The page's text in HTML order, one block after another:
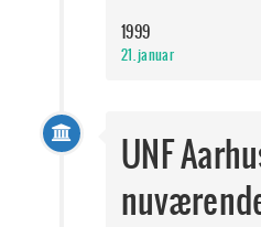
1999
21. januar
UNF